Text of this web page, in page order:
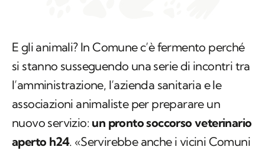
E gli animali? In Comune c’è fermento perché
si stanno susseguendo una serie di incontri tra
l’amministrazione, l’azienda sanitaria e le
associazioni animaliste per preparare un
nuovo servizio: un pronto soccorso veterinario
aperto h24. «Servirebbe anche i vicini Comuni